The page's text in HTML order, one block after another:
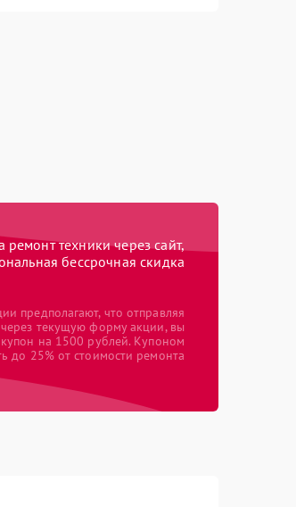
техники через сайт,
бессрочная скидка
предполагают, что отправляя
через текущую форму акции, вы
купон на 1500 рублей. Купоном
до 25% от стоимости ремонта